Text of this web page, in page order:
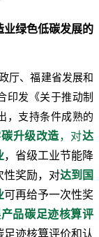
业绿色低碳发展的
厅、福建省发展和
印发《关于推动制
，支持条件成熟的
升级改造，对达
，省级工业节能降
性奖励，对达到国
可再给予一次性奖
品碳足迹核算评
足迹核算评价和认